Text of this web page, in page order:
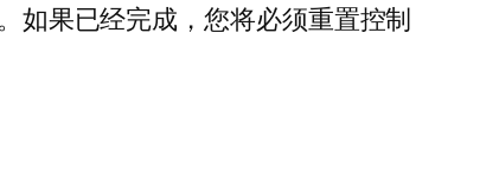
如果已经完成，您将必须重置控制